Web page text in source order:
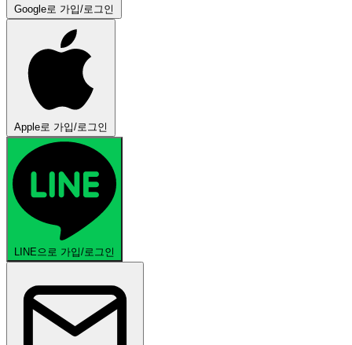
Google로 가입/로그인
Apple로 가입/로그인
LINE으로 가입/로그인